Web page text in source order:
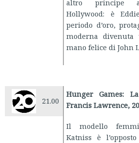
altro principe
Hollywood: è
periodo d’oro,
moderna
mano felice di John
21.00
Hunger Games:
Francis Lawrence,
Il modello
Katniss è